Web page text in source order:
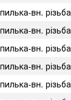
вн. різьба
вн. різьба
вн. різьба
вн. різьба
вн. різьба